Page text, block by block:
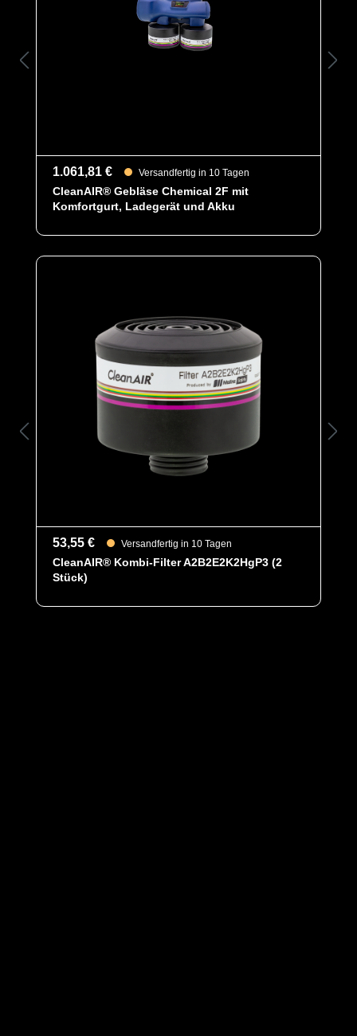
als drei Stunden (Standardakku)
- Akustischer und optischer Alarm
(audiovisuell)
- Mehrsprachige Benutzeroberfläche
1.061,81 € Versandfertig in 10 Tagen
CleanAIR® Gebläse Chemical 2F mit
Komfortgurt, Ladegerät und Akku
53,55 € Versandfertig in 10 Tagen
CleanAIR® Kombi-Filter A2B2E2K2HgP3 (2
Stück)